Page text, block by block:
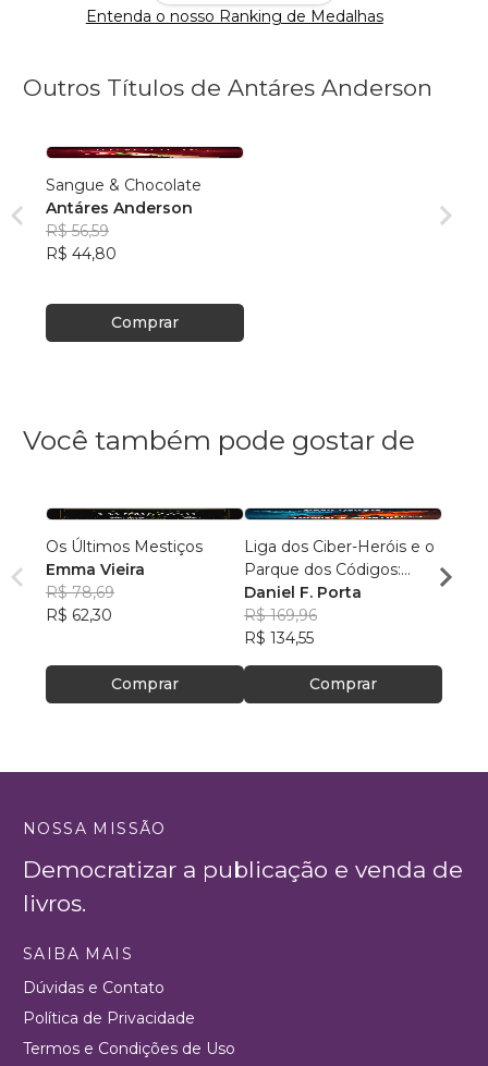
Entenda o nosso Ranking de Medalhas
Outros Títulos de Antáres Anderson
Sangue & Chocolate
Antáres Anderson
R$ 56,59
R$ 44,80
Comprar
Você também pode gostar de
Os Últimos Mestiços
Emma Vieira
R$ 78,69
R$ 62,30
Comprar
Liga dos Ciber-Heróis e o
Parque dos Códigos:
Rumo ao Desconhecido
Daniel F. Porta
R$ 169,96
R$ 134,55
Comprar
R$
NOSSA MISSÃO
Democratizar a publicação e venda de
livros.
SAIBA MAIS
Dúvidas e Contato
Política de Privacidade
Termos e Condições de Uso